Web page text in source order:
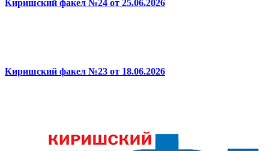
Киришский факел №24 от 25.06.2026
Киришский факел №23 от 18.06.2026